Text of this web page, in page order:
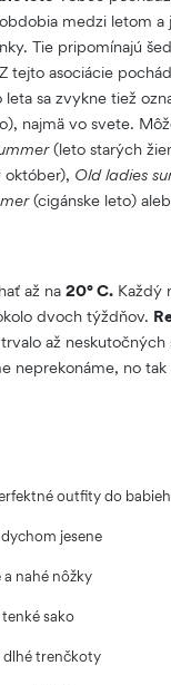
medzi letom a
Tie pripomínajú
tejto asociácie
sa zvykne tiež
najmä vo svete.
(leto starých
Old ladies
(cigánske leto)
až na 20° C. Každý
dvoch týždňov.
až
neprekonáme, no
outfity do
jesene
nahé nôžky
sako
dlhé trenčkoty